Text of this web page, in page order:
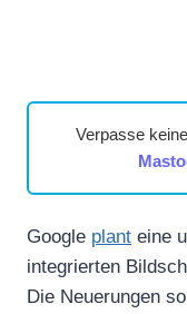
Verpasse
Google plant eine
integrierten
Die Neuerungen